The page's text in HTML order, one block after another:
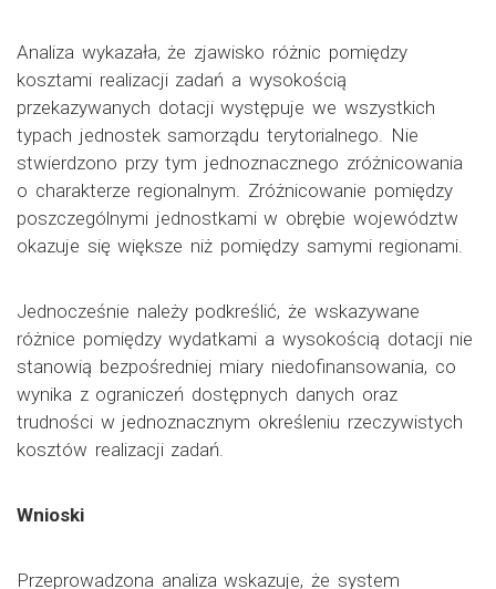
Analiza wykazała, że zjawisko różnic pomiędzy
kosztami realizacji zadań a wysokością
przekazywanych dotacji występuje we wszystkich
typach jednostek samorządu terytorialnego. Nie
stwierdzono przy tym jednoznacznego zróżnicowania
o charakterze regionalnym. Zróżnicowanie pomiędzy
poszczególnymi jednostkami w obrębie województw
okazuje się większe niż pomiędzy samymi regionami.
Jednocześnie należy podkreślić, że wskazywane
różnice pomiędzy wydatkami a wysokością dotacji nie
stanowią bezpośredniej miary niedofinansowania, co
wynika z ograniczeń dostępnych danych oraz
trudności w jednoznacznym określeniu rzeczywistych
kosztów realizacji zadań.
Wnioski
Przeprowadzona analiza wskazuje, że system